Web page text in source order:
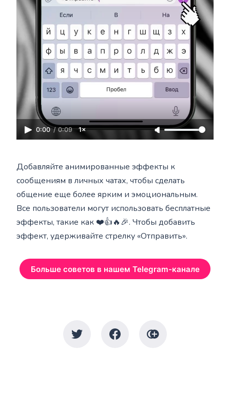
0:00 / 0:09 1×
Добавляйте анимированные эффекты к
сообщениям в личных чатах, чтобы сделать
общение еще более ярким и эмоциональным.
Все пользователи могут использовать бесплатные
эффекты, такие как ❤️👍🔥🎉. Чтобы добавить
эффект, удерживайте стрелку «Отправить».
Больше советов в нашем Telegram-канале